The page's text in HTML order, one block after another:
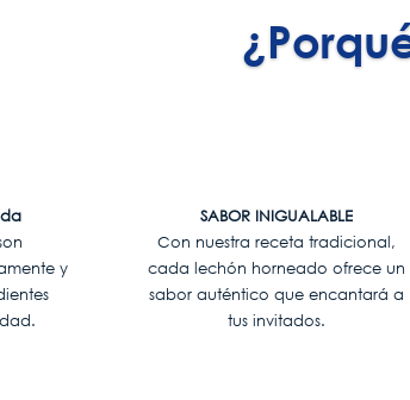
y
SABOR INIGUALABLE
Con nuestra receta tradicional,
cada lechón horneado ofrece un
sabor auténtico que encantará a
tus invitados.